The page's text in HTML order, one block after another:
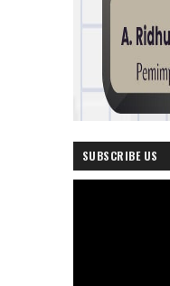
SUBSCRIBE US